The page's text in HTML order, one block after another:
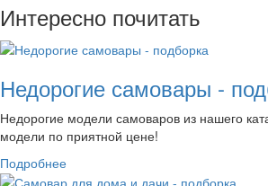
Интересно почитать
Недорогие самовары -
Недорогие модели самоваров из нашего
модели по приятной цене!
Подробнее